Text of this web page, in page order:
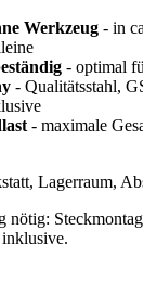
Werkzeug - in
- optimal
- Qualitätsstahl,
- maximale
Lagerraum,
nötig: